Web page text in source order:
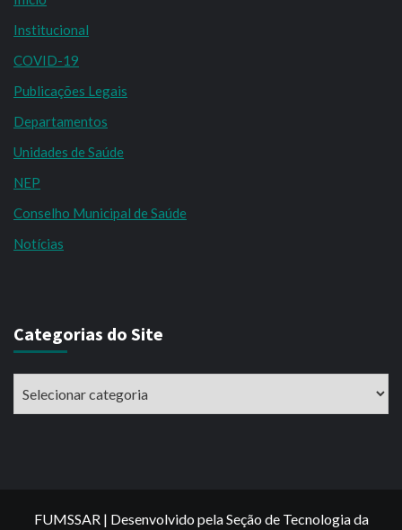
Institucional
COVID-19
Publicações Legais
Departamentos
Unidades de Saúde
NEP
Conselho Municipal de Saúde
Notícias
Categorias do Site
FUMSSAR | Desenvolvido pela Seção de Tecnologia da